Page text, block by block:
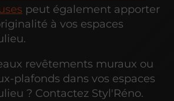
peut également apporter
à vos espaces
revêtements muraux ou
plafonds dans vos espaces
? Contactez Styl'Réno.